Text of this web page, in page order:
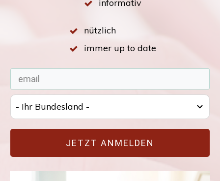
informativ
nützlich
immer up to date
- Ihr Bundesland -
JETZT ANMELDEN